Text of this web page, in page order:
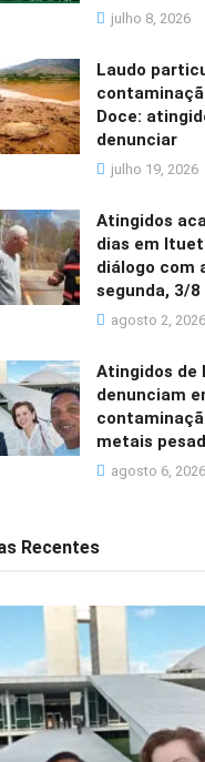
julho 8, 2026
Laudo
Doce:
denunciar
julho 19, 2026
Atingidos
dias em
diálogo com
segunda, 3/8
agosto 2, 2026
Atingidos de
denunciam
metais
agosto 6, 2026
Recentes